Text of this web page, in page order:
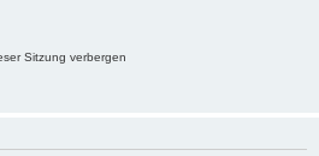
Sitzung verbergen